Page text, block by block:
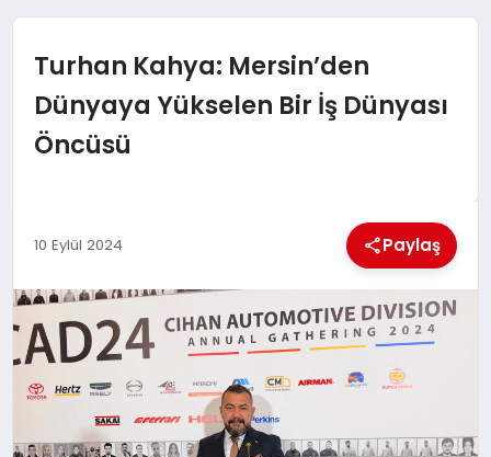
GÜNCEL
TEKNOLOJI
GENEL
EKONOMI
YEREL HABERLER
GÜNDEM
Turhan Kahya: Mersin’den
Dünyaya Yükselen Bir İş Dünyası
Öncüsü
10 Eylül 2024 Paylaş